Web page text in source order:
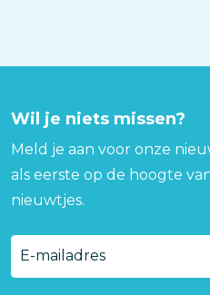
Wil je niets missen?
Meld je aan voor onze
als eerste op de hoogte
nieuwtjes.
E-
mailadres